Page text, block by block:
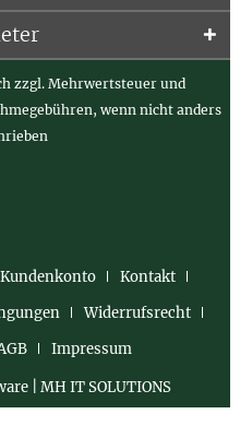
zzgl. Mehrwertsteuer und
wenn nicht anders
Kundenkonto
Kontakt
Widerrufsrecht
Impressum
| MH IT SOLUTIONS